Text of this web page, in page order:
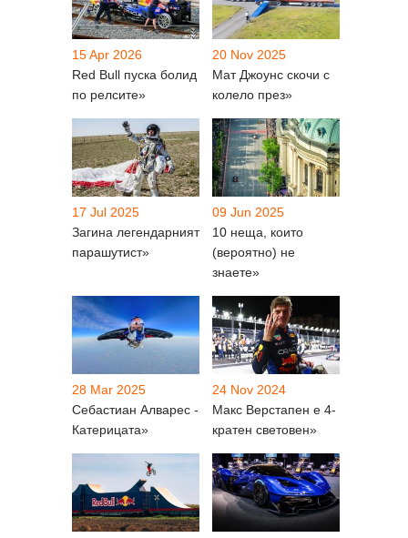
15 Apr 2026
Red Bull пуска болид
по релсите»
20 Nov 2025
Мат Джоунс скочи с
колело през»
17 Jul 2025
Загина легендарният
парашутист»
09 Jun 2025
10 неща, които
(вероятно) не
знаете»
28 Mar 2025
Себастиан Алварес -
Катерицата»
24 Nov 2024
Макс Верстапен е 4-
кратен световен»